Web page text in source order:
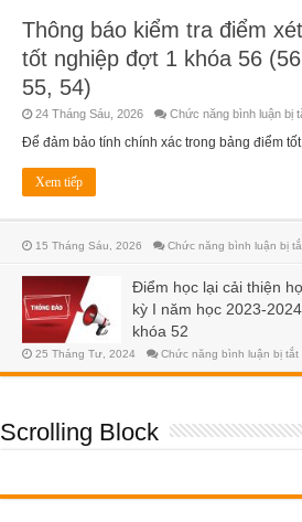
Thông báo kiểm tra điểm xét
tốt nghiệp đợt 1 khóa 56
55, 54)
24 Tháng Sáu, 2026 Chức năng bình luận bị
Để đảm bảo tính chính xác trong bảng điểm tốt
Xem tiếp
15 Tháng Sáu, 2026 Chức năng bình luận bị
Điểm học lại cải thiện
kỳ I năm học 2023-2024
khóa 52
25 Tháng Tư, 2024 Chức năng bình luận bị tắtở
Scrolling Block